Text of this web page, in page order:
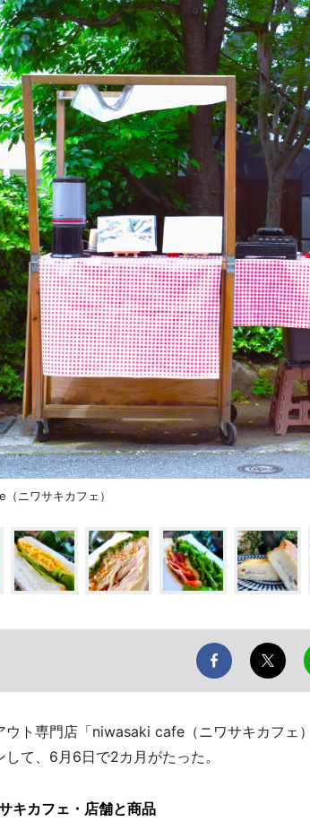
ニワサキカフェ）
ト専門店「niwasaki cafe（ニワサキカフェ
して、6月6日で2カ月がたった。
キカフェ・店舗と商品